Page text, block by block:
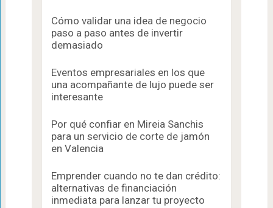
Cómo validar una idea de negocio
paso a paso antes de invertir
demasiado
Eventos empresariales en los que
una acompañante de lujo puede ser
interesante
Por qué confiar en Mireia Sanchis
para un servicio de corte de jamón
en Valencia
Emprender cuando no te dan crédito:
alternativas de financiación
inmediata para lanzar tu proyecto